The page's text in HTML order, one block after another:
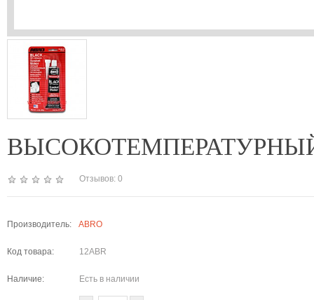
ВЫСОКОТЕМПЕРАТУРНЫЙ
Отзывов: 0
Производитель: ABRO
Код товара: 12ABR
Наличие: Есть в наличии